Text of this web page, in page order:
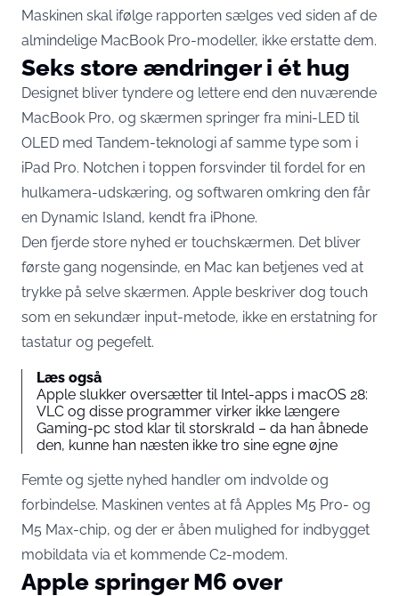
Maskinen skal ifølge rapporten sælges ved siden af de
almindelige MacBook Pro-modeller, ikke erstatte dem.
Seks store ændringer i ét hug
Designet bliver tyndere og lettere end den nuværende
MacBook Pro, og skærmen springer fra mini-LED til
OLED med Tandem-teknologi af samme type som i
iPad Pro. Notchen i toppen forsvinder til fordel for en
hulkamera-udskæring, og softwaren omkring den får
en Dynamic Island, kendt fra iPhone.
Den fjerde store nyhed er touchskærmen. Det bliver
første gang nogensinde, en Mac kan betjenes ved at
trykke på selve skærmen. Apple beskriver dog touch
som en sekundær input-metode, ikke en erstatning for
tastatur og pegefelt.
Læs også
Apple slukker oversætter til Intel-apps i macOS 28:
VLC og disse programmer virker ikke længere
Gaming-pc stod klar til storskrald – da han åbnede
den, kunne han næsten ikke tro sine egne øjne
Femte og sjette nyhed handler om indvolde og
forbindelse. Maskinen ventes at få Apples M5 Pro- og
M5 Max-chip, og der er åben mulighed for indbygget
mobildata via et kommende C2-modem.
Apple springer M6 over